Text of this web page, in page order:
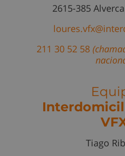
2615-385
211 30 52 58
Tiago